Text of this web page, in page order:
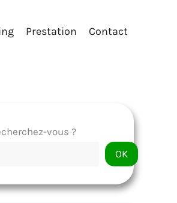
Prestation Contact
vous ?
OK